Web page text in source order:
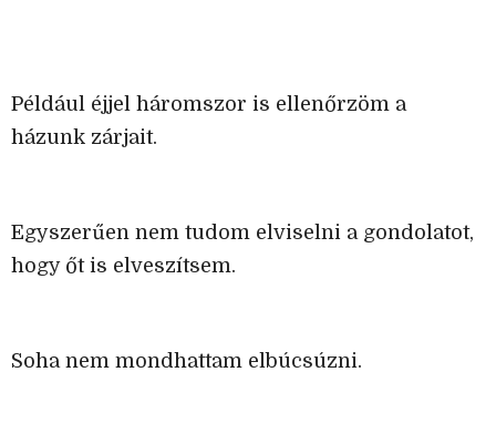
Például éjjel háromszor is ellenőrzöm a
házunk zárjait.
Egyszerűen nem tudom elviselni a gondolatot,
hogy őt is elveszítsem.
Soha nem mondhattam elbúcsúzni.